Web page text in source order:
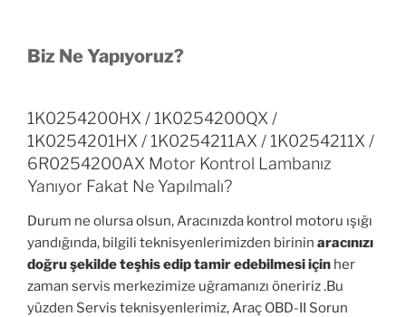
Biz Ne Yapıyoruz?
1K0254200HX / 1K0254200QX /
1K0254201HX / 1K0254211AX / 1K0254211X /
6R0254200AX Motor Kontrol Lambanız
Yanıyor Fakat Ne Yapılmalı?
Durum ne olursa olsun, Aracınızda kontrol motoru ışığı
yandığında, bilgili teknisyenlerimizden birinin aracınızı
doğru şekilde teşhis edip tamir edebilmesi için her
zaman servis merkezimize uğramanızı öneririz .Bu
yüzden Servis teknisyenlerimiz, Araç OBD-II Sorun